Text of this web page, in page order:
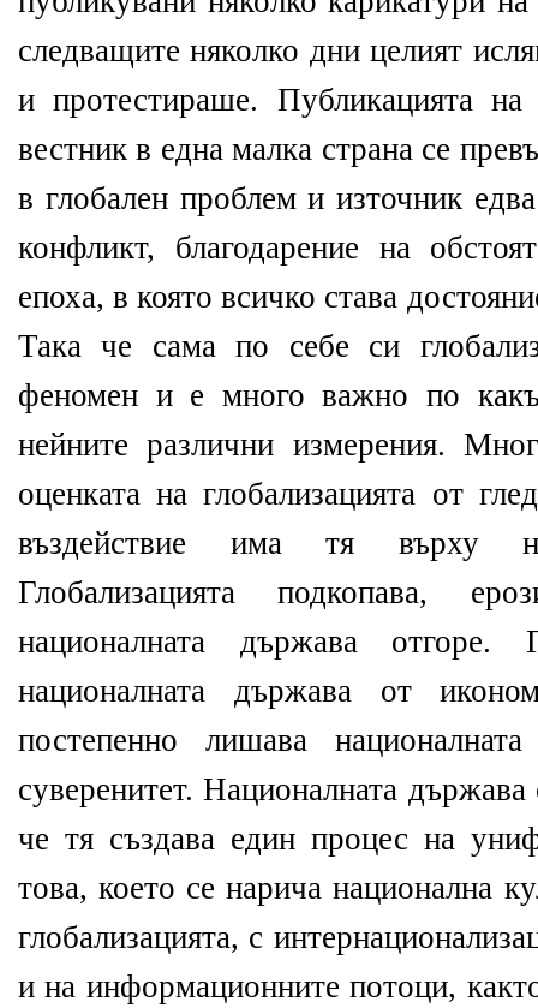
следващите няколко дни целият
и протестираше. Публикацията
вестник в една малка страна се
в глобален проблем и източник
конфликт, благодарение на
епоха, в която всичко става
Така че сама по себе си
феномен и е много важно по
нейните различни измерения.
оценката на глобализацията от
въздействие има тя върху
Глобализацията подкопава,
националната държава отгоре.
националната държава от
постепенно лишава
суверенитет. Националната държава
че тя създава един процес на
това, което се нарича национална
глобализацията, с
и на информационните потоци,